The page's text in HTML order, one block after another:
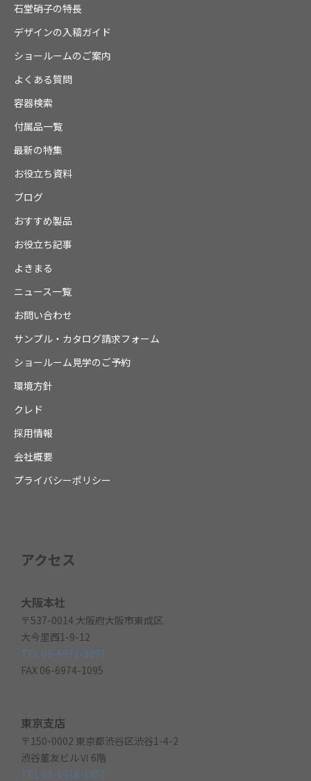
石堂硝子の特長
デザインの入稿ガイド
ショールームのご案内
よくある質問
容器検索
付属品一覧
最新の特集
お役立ち資料
ブログ
おすすめ製品
お役立ち記事
よきまる
ニュース一覧
お問い合わせ
サンプル・カタログ請求フォーム
ショールーム見学のご予約
環境方針
クレド
採用情報
会社概要
プライバシーポリシー
アクセス
大阪本社
〒537-0014 大阪府大阪市東成区
大今里西1-9-12
TEL 06-6971-3897
FAX 06-6974-1095
東京支店
〒150-0002 東京都渋谷区渋谷1-4-2
渋谷董友ビルⅥ 6階
TEL 03-6418-1357